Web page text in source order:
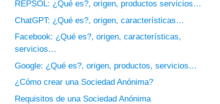
REPSOL: ¿Qué es?, origen, productos servicios…
ChatGPT: ¿Qué es?, origen, características…
Facebook: ¿Qué es?, origen, características,
servicios…
Google: ¿Qué es?, origen, productos, servicios…
¿Cómo crear una Sociedad Anónima?
Requisitos de una Sociedad Anónima